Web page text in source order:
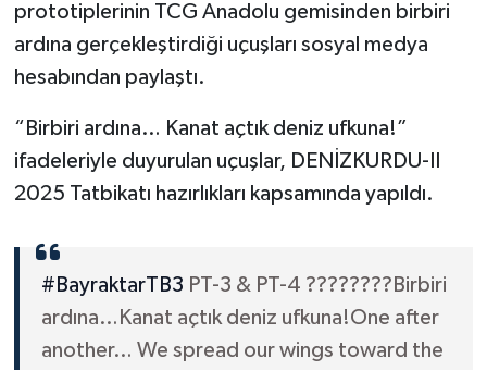
prototiplerinin TCG Anadolu gemisinden birbiri
ardına gerçekleştirdiği uçuşları sosyal medya
hesabından paylaştı.
“Birbiri ardına… Kanat açtık deniz ufkuna!”
ifadeleriyle duyurulan uçuşlar, DENİZKURDU-II
2025 Tatbikatı hazırlıkları kapsamında yapıldı.
#BayraktarTB3 PT-3 & PT-4 ????????Birbiri
ardına…Kanat açtık deniz ufkuna!One after
another… We spread our wings toward the